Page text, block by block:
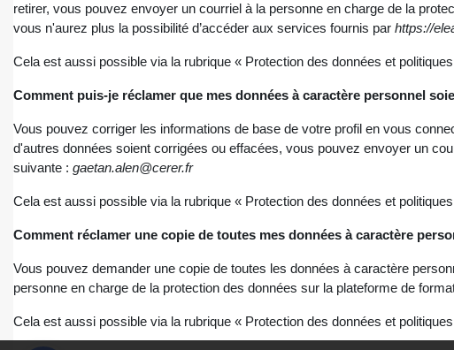
retirer, vous pouvez envoyer un courriel à la personne en charge de la
vous n'aurez plus la possibilité d’accéder aux services fournis par https://
Cela est aussi possible via la rubrique « Protection des données et
Comment puis-je réclamer que mes données à caractère personnel
Vous pouvez corriger les informations de base de votre profil en vous
d'autres données soient corrigées ou effacées, vous pouvez envoyer un
suivante : gaetan.alen@cerer.fr
Cela est aussi possible via la rubrique « Protection des données et
Comment réclamer une copie de toutes mes données à caractère
Vous pouvez demander une copie de toutes les données à caractère
personne en charge de la protection des données sur la plateforme de
Cela est aussi possible via la rubrique « Protection des données et